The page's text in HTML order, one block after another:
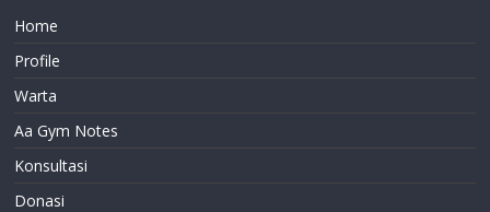
Home
Profile
Warta
Aa Gym Notes
Konsultasi
Donasi